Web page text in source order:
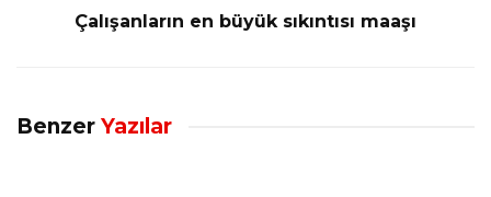
Çalışanların en büyük sıkıntısı maaşı
Benzer Yazılar